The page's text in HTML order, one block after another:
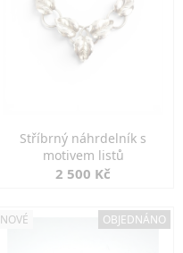
Stříbrný náhrdelník s
motivem listů
2 500 Kč
NOVÉ OBJEDNÁNO